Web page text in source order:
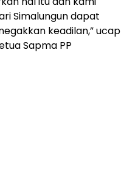
Simalungun dapat
keadilan,” ucap
Sapma PP